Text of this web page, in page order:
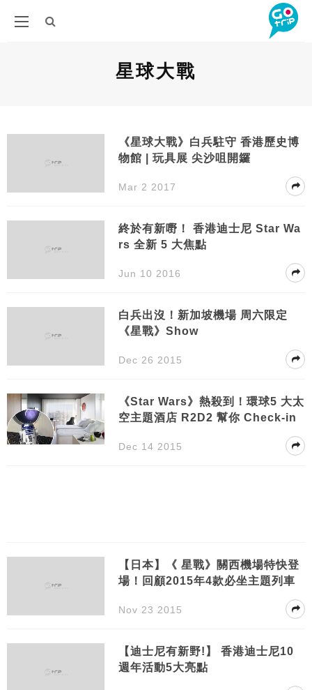
星球大戰
《星球大戰》白兵駐守 香港歷史博
物館 | 玩具展 尖沙咀開鑼
Mar 2 2017
終於有新嘢！ 香港迪士尼 Star Wa
rs 全新 5 大焦點
Jun 10 2016
白兵出沒！新加坡機場 周六限定
《星戰》Show
Dec 26 2015
《Star Wars》熱殺到！環球5 大太
空主題酒店 R2D2 幫你 Check-in
Dec 14 2015
【日本】《 星戰》關西機場特快登
場！回顧2015年4款必坐主題列車
Nov 23 2015
【迪士尼有新野!】 香港迪士尼10
週年活動5大亮點